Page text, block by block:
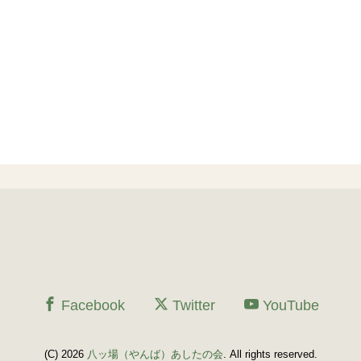
Facebook Twitter YouTube
(C) 2026 八ッ場（やんば）あしたの会. All rights reserved.